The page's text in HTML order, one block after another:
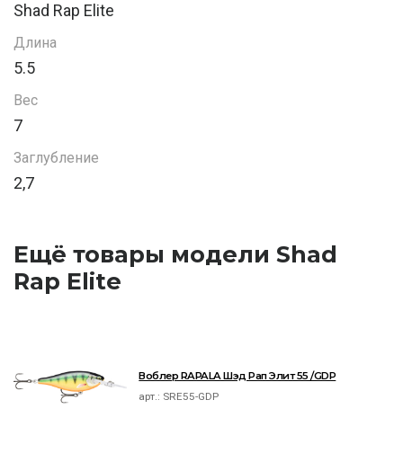
Shad Rap Elite
Длина
5.5
Вес
7
Заглубление
2,7
Ещё товары модели Shad
Rap Elite
Воблер RAPALA Шэд Рап Элит 55 /GDP
арт.: SRE55-GDP